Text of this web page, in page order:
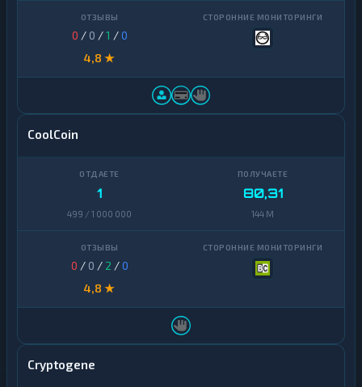
0 / 0 /1 /0
4,8 ★
CoolCoin
1
499 / 1 000 000
80,31
144 M
0 / 0 / 2 /0
4,8 ★
Cryptogene